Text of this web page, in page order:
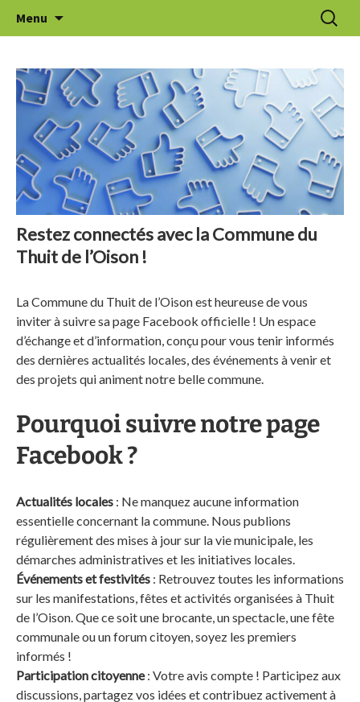
Le Thuit de l'Oison
Menu
Restez connectés avec la Commune du
Thuit de l’Oison !
La Commune du Thuit de l’Oison est heureuse de vous
inviter à suivre sa page Facebook officielle ! Un espace
d’échange et d’information, conçu pour vous tenir informés
des dernières actualités locales, des événements à venir et
des projets qui animent notre belle commune.
Pourquoi suivre notre page
Facebook ?
Actualités locales : Ne manquez aucune information
essentielle concernant la commune. Nous publions
régulièrement des mises à jour sur la vie municipale, les
démarches administratives et les initiatives locales.
Événements et festivités : Retrouvez toutes les informations
sur les manifestations, fêtes et activités organisées à Thuit
de l’Oison. Que ce soit une brocante, un spectacle, une fête
communale ou un forum citoyen, soyez les premiers
informés !
Participation citoyenne: Votre avis compte ! Participez aux
discussions, partagez vos idées et contribuez activement à